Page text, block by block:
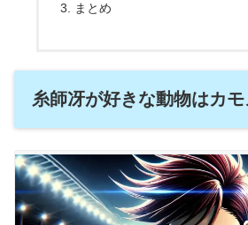
まとめ
糸師冴が好きな動物はカ